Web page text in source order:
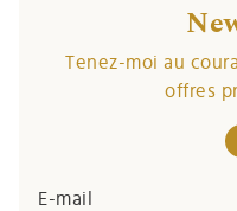
Tenez-moi au
offres
E-mail